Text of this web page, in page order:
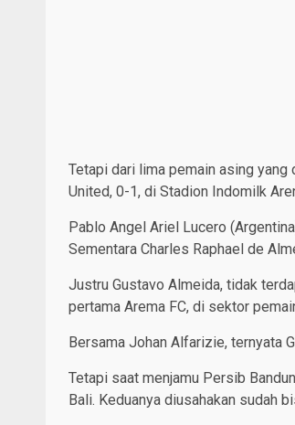
Tetapi dari lima pemain asing yang
United, 0-1, di Stadion Indomilk
Pablo Angel Ariel Lucero
Sementara Charles Raphael de
Justru Gustavo Almeida, tidak
pertama Arema FC, di sektor
Bersama Johan Alfarizie, ternyata
Tetapi saat menjamu Persib
Bali. Keduanya diusahakan sudah